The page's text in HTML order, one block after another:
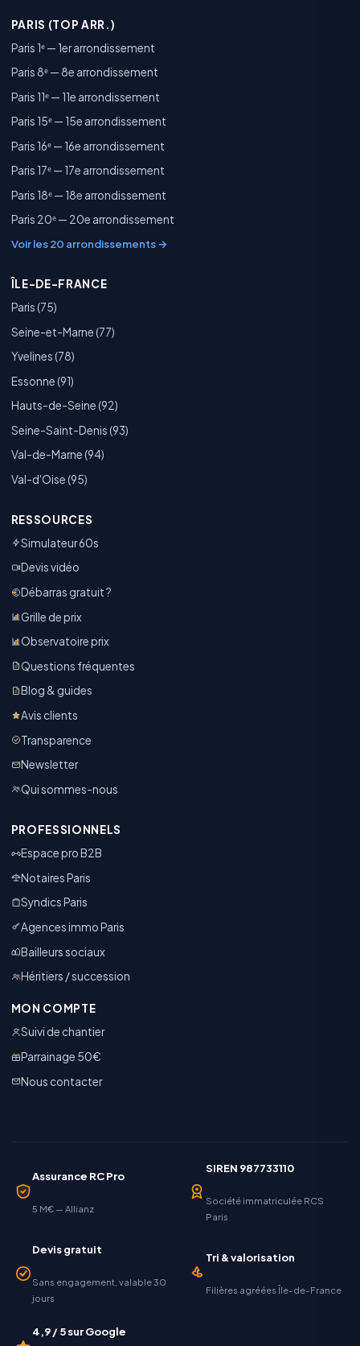
PARIS (TOP ARR.)
Paris 1ᵉ — 1er arrondissement
Paris 8ᵉ — 8e arrondissement
Paris 11ᵉ — 11e arrondissement
Paris 15ᵉ — 15e arrondissement
Paris 16ᵉ — 16e arrondissement
Paris 17ᵉ — 17e arrondissement
Paris 18ᵉ — 18e arrondissement
Paris 20ᵉ — 20e arrondissement
Voir les 20 arrondissements →
ÎLE-DE-FRANCE
Paris (75)
Seine-et-Marne (77)
Yvelines (78)
Essonne (91)
Hauts-de-Seine (92)
Seine-Saint-Denis (93)
Val-de-Marne (94)
Val-d'Oise (95)
RESSOURCES
Simulateur 60s
Devis vidéo
Débarras gratuit ?
Grille de prix
Observatoire prix
Questions fréquentes
Blog & guides
Avis clients
Transparence
Newsletter
Qui sommes-nous
PROFESSIONNELS
Espace pro B2B
Notaires Paris
Syndics Paris
Agences immo Paris
Bailleurs sociaux
Héritiers / succession
MON COMPTE
Suivi de chantier
Parrainage 50€
Nous contacter
Assurance RC Pro
5 M€ — Allianz
SIREN 987733110
Société immatriculée RCS
Paris
Devis gratuit
Sans engagement, valable 30
jours
Tri & valorisation
Filières agréées Île-de-France
4,9 / 5 sur Google